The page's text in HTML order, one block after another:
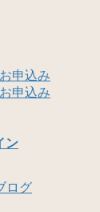
申込み
申込み
ン
ログ